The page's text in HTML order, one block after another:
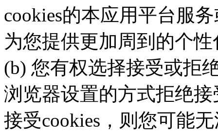
cookies的本应用平台服
为您提供更加周到的个
(b) 您有权选择接受或拒
浏览器设置的方式拒绝
接受cookies，则您可能